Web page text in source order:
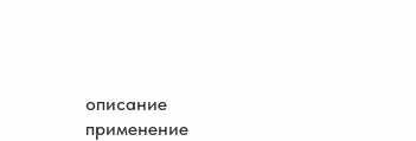
описание
применение